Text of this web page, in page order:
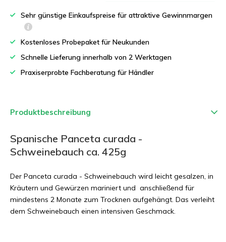
Sehr günstige Einkaufspreise für attraktive Gewinnmargen
Kostenloses Probepaket für Neukunden
Schnelle Lieferung innerhalb von 2 Werktagen
Praxiserprobte Fachberatung für Händler
Produktbeschreibung
Spanische Panceta curada -
Schweinebauch ca. 425g
Der Panceta curada - Schweinebauch wird leicht gesalzen, in
Kräutern und Gewürzen mariniert und anschließend für
mindestens 2 Monate zum Trocknen aufgehängt. Das verleiht
dem Schweinebauch einen intensiven Geschmack.